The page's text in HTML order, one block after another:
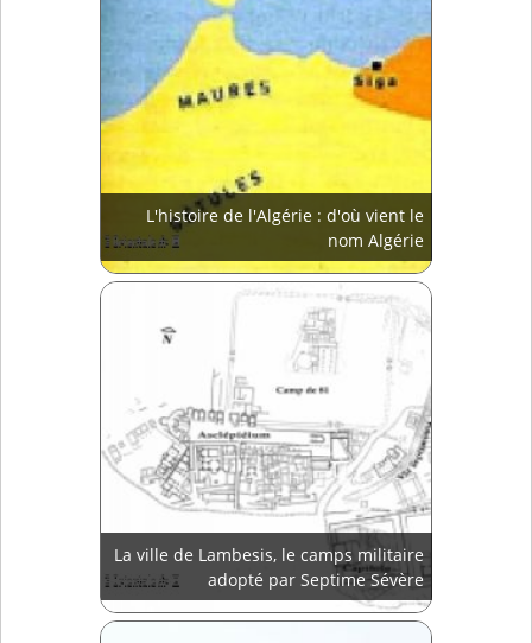
L'histoire de l'Algérie : d'où vient le
nom Algérie
La ville de Lambesis, le camps militaire
adopté par Septime Sévère